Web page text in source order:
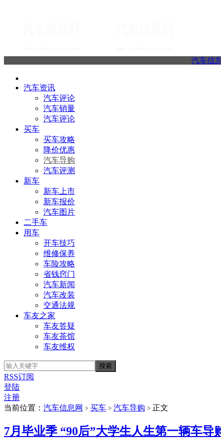
汽车信
汽车资讯
汽车评论
汽车销量
汽车评论
买车
买车攻略
降价优惠
汽车导购
汽车评测
新车
新车上市
新车报价
汽车图片
二手车
用车
开车技巧
维修保养
车险攻略
省钱窍门
汽车新闻
汽车改装
交通法规
车友之家
车友答疑
车友茶馆
车友维权
RSS订阅
登陆
注册
当前位置： 汽车信息网 > 买车 > 汽车导购 > 正文
7月毕业季 “90后”大学生人生第一辆车导